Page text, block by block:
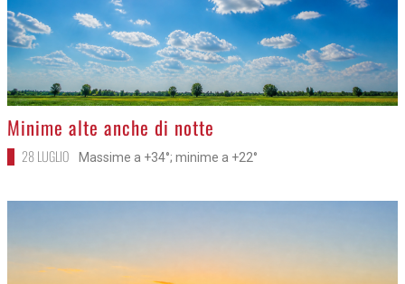
>Minime alte anche di notte
28 LUGLIO Massime a +34°; minime a +22°